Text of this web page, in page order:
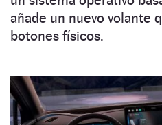
añade un nuevo volante
botones físicos.